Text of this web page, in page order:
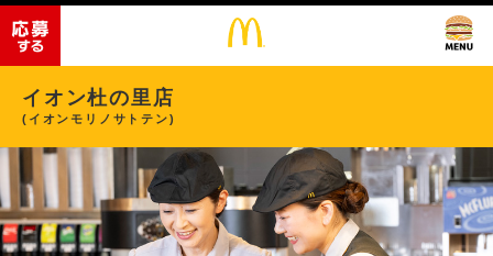
イオン杜の里店
(イオンモリノサトテン)